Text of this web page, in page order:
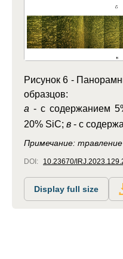
Рисунок 6 -
образцов:
а - с содержанием
20% SiC; в - с
Примечание:
DOI: 10.23670/
Display full size